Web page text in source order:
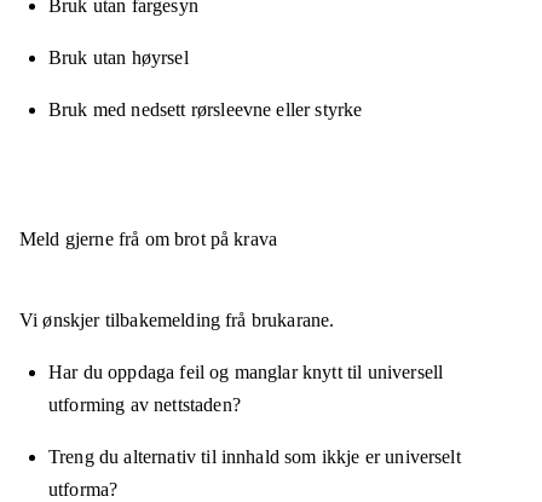
Bruk utan fargesyn
Bruk utan høyrsel
Bruk med nedsett rørsleevne eller styrke
Meld gjerne frå om brot på krava
Vi ønskjer tilbakemelding frå brukarane.
Har du oppdaga feil og manglar knytt til universell
utforming av nettstaden?
Treng du alternativ til innhald som ikkje er universelt
utforma?